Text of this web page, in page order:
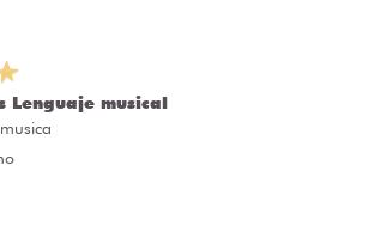
Lenguaje musical